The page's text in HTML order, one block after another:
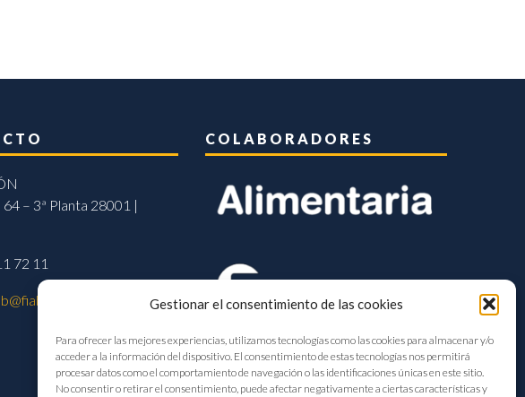
Gestionar el consentimiento de las cookies
Para ofrecer las mejores experiencias, utilizamos tecnologías como las cookies para almacenar y/o
acceder a la información del dispositivo. El consentimiento de estas tecnologías nos permitirá
procesar datos como el comportamiento de navegación o las identificaciones únicas en este sitio.
No consentir o retirar el consentimiento, puede afectar negativamente a ciertas características y
64 – 3ª Planta 28001 |
72 11
COLABORADORES